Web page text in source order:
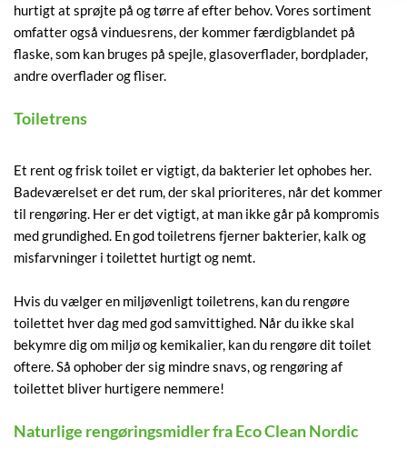
hurtigt at sprøjte på og tørre af efter behov. Vores sortiment
omfatter også vinduesrens, der kommer færdigblandet på
flaske, som kan bruges på spejle, glasoverflader, bordplader,
andre overflader og fliser.
Toiletrens
Et rent og frisk toilet er vigtigt, da bakterier let ophobes her.
Badeværelset er det rum, der skal prioriteres, når det kommer
til rengøring. Her er det vigtigt, at man ikke går på kompromis
med grundighed. En god toiletrens fjerner bakterier, kalk og
misfarvninger i toilettet hurtigt og nemt.
Hvis du vælger en miljøvenligt toiletrens, kan du rengøre
toilettet hver dag med god samvittighed. Når du ikke skal
bekymre dig om miljø og kemikalier, kan du rengøre dit toilet
oftere. Så ophober der sig mindre snavs, og rengøring af
toilettet bliver hurtigere nemmere!
Naturlige rengøringsmidler fra Eco Clean Nordic